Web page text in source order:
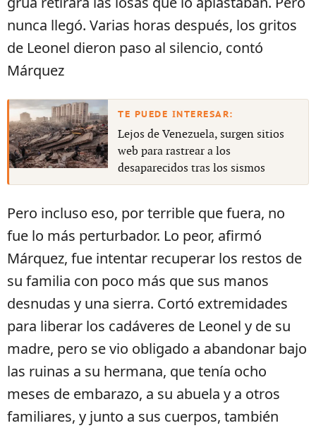
nunca llegó. Varias horas después, los gritos
de Leonel dieron paso al silencio, contó
Márquez
Lejos de Venezuela, surgen sitios
web para rastrear a los
desaparecidos tras los sismos
Pero incluso eso, por terrible que fuera, no
fue lo más perturbador. Lo peor, afirmó
Márquez, fue intentar recuperar los restos de
su familia con poco más que sus manos
desnudas y una sierra. Cortó extremidades
para liberar los cadáveres de Leonel y de su
madre, pero se vio obligado a abandonar bajo
las ruinas a su hermana, que tenía ocho
meses de embarazo, a su abuela y a otros
familiares, y junto a sus cuerpos, también